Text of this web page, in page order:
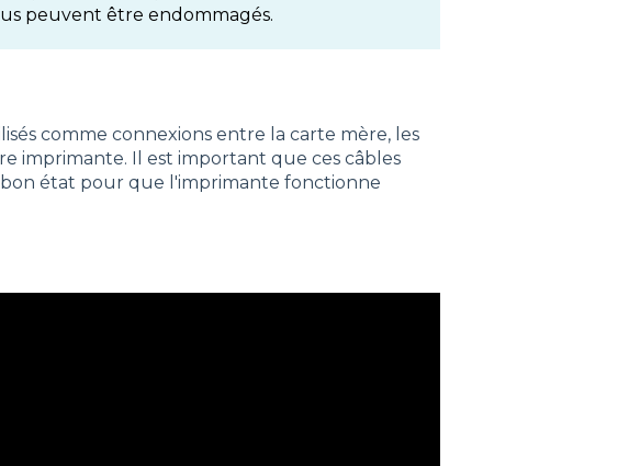
peuvent être endommagés.
comme connexions entre la carte mère, les
imprimante. Il est important que ces câbles
état pour que l'imprimante fonctionne